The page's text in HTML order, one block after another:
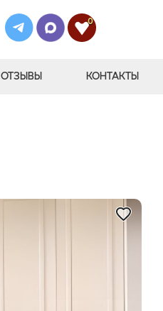
0
ОТЗЫВЫ КОНТАКТЫ